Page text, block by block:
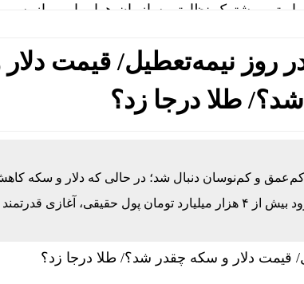
تیم مشترک نظارتی سازمان هواپیمایی، بازرسی
امروز پنجشنبه 15مرداد/ تمام قیمت ها بر مدار افزایش + جدول
بر توسعه همکاری‌های تجاری، معدنی و ترانزیتی
به انتشار جزئیات هزینه‌کرد مسئولیت اجتماعی
ضریب ۲.۷ برای اینترنت بین‌الملل چیست؟
پراکنده در نیمه شمالی استان تهران تا شنبه
روز نیمه‌تعطیل/ قیمت
شد؟/ طلا درجا زد؟
و کم‌نوسان دنبال شد؛ در حالی که دلار و سکه
قدرتمند داشت.